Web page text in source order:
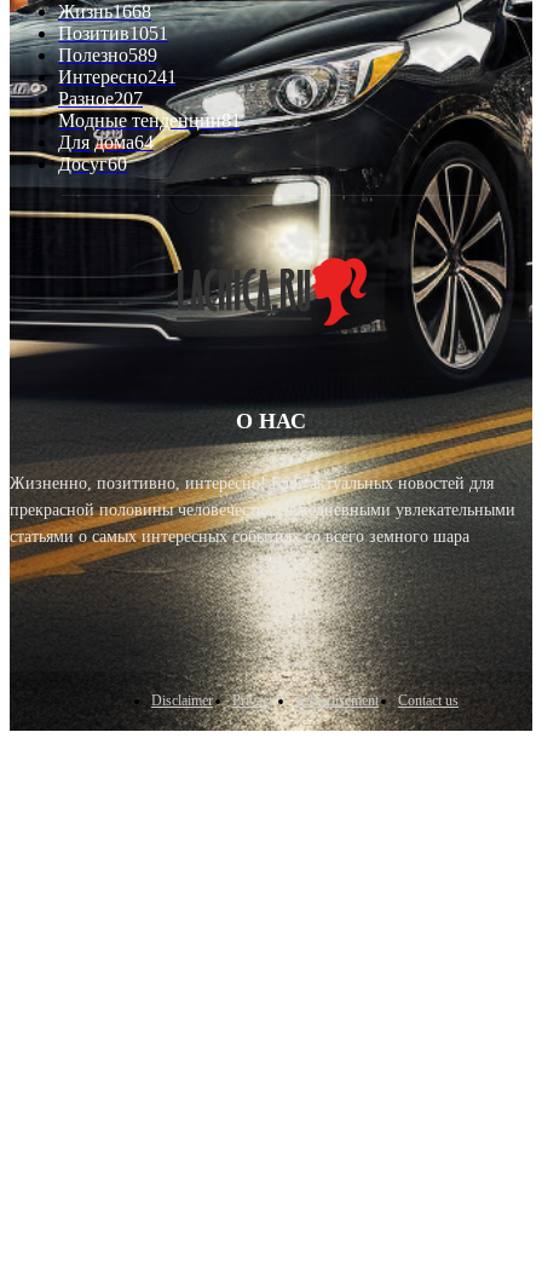
Жизнь1668
Позитив1051
Полезно589
Интересно241
Разное207
Модные тенденции81
Для дома64
Досуг60
О НАС
Жизненно, позитивно, интересно! Блог актуальных новостей для
прекрасной половины человечества с ежедневными увлекательными
статьями о самых интересных событиях со всего земного шара
Disclaimer Privacy Advertisement Contact us